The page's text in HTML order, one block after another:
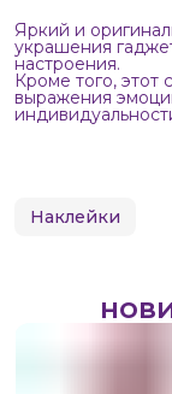
Яркий и
украшения
настроения.
Кроме того, этот
выражения
Наклейки